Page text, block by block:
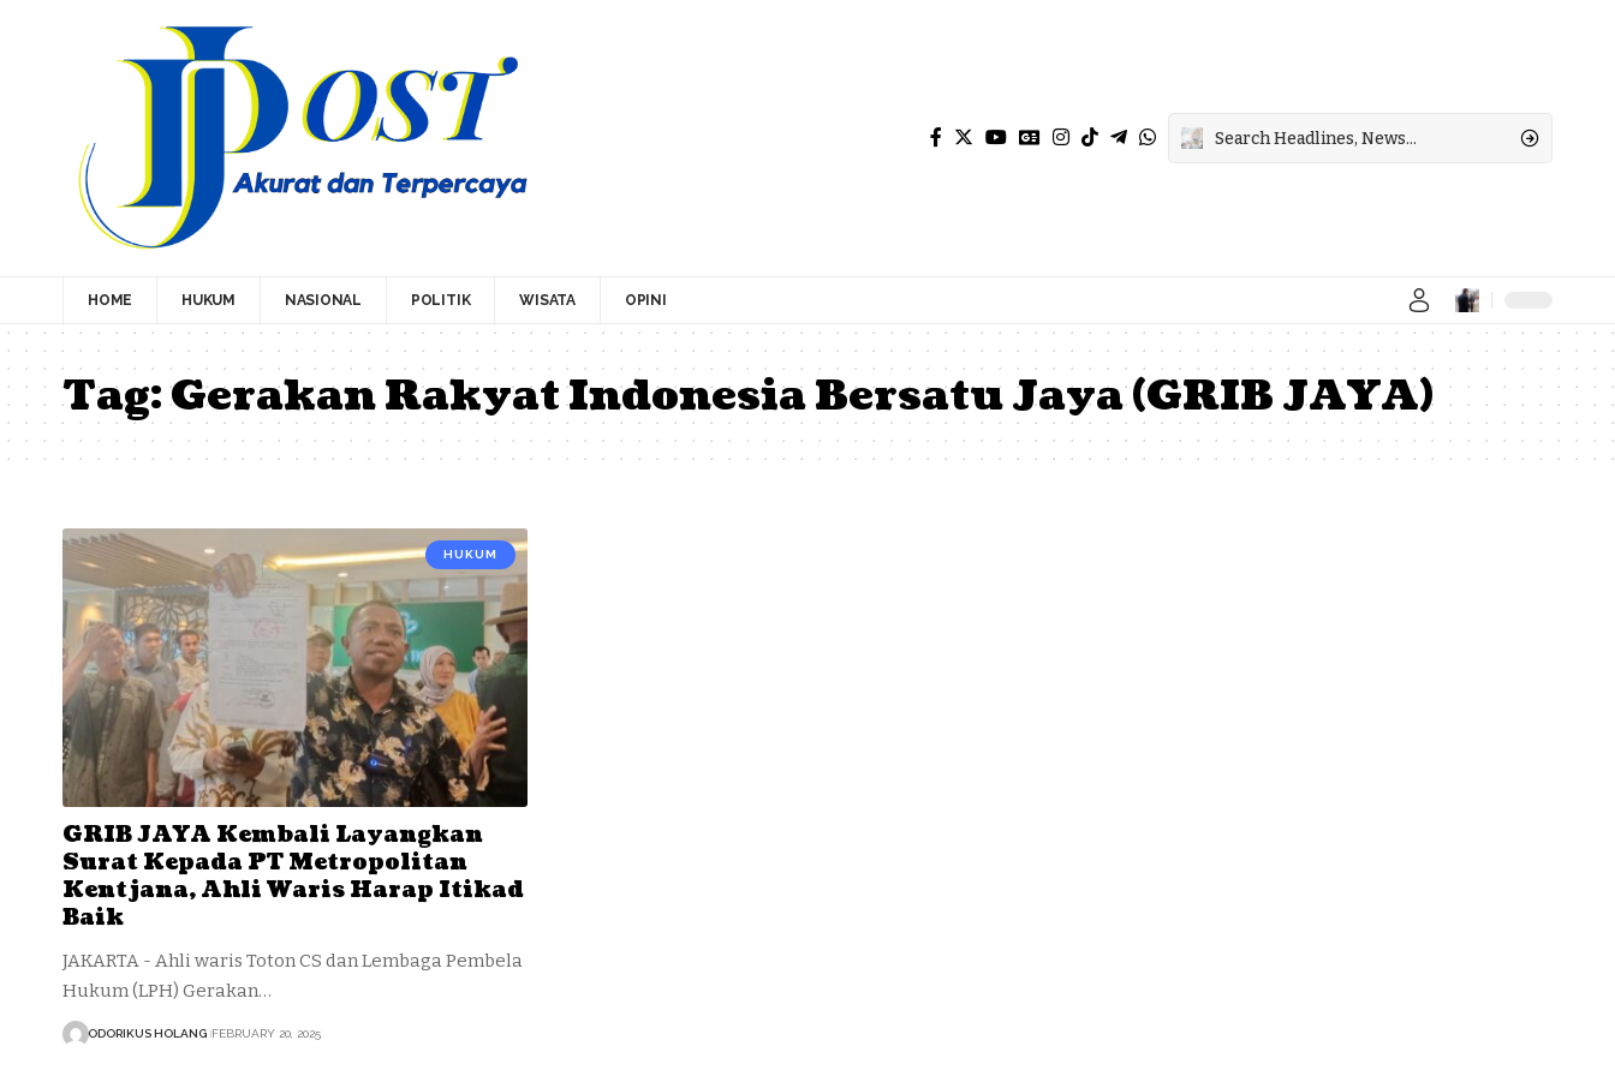
HOME HUKUM NASIONAL POLITIK WISATA OPINI
Tag:Gerakan Rakyat Indonesia Bersatu Jaya (GRIB JAYA)
HUKUM
GRIB JAYA Kembali Layangkan
Surat Kepada PT Metropolitan
Kentjana, Ahli Waris Harap Itikad
Baik
JAKARTA - Ahli waris Toton CS dan Lembaga Pembela
Hukum (LPH) Gerakan…
ODORIKUS HOLANG FEBRUARY 20, 2025